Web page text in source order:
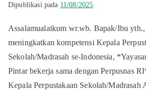
Dipublikasi pada 11/08/2025
Assalamualaikum wr.wb. Bapak/Ibu
meningkatkan kompetensi Kepala
Sekolah/Madrasah se-Indonesia,
Pintar bekerja sama dengan Perpusnas
Kepala Perpustakaan Sekolah/Madrasah